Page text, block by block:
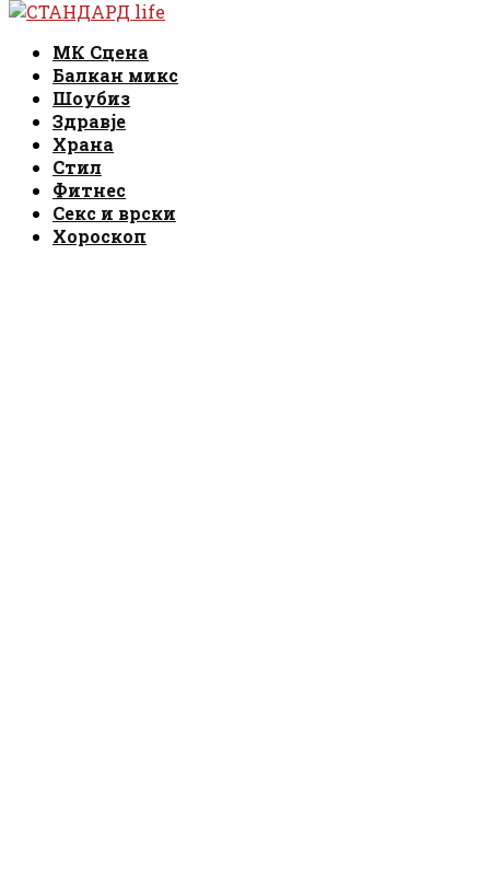
Facebook
Instagram
Email
Rss
МК Сцена
Балкан микс
Шоубиз
Здравје
Храна
Стил
Фитнес
Секс и врски
Хороскоп